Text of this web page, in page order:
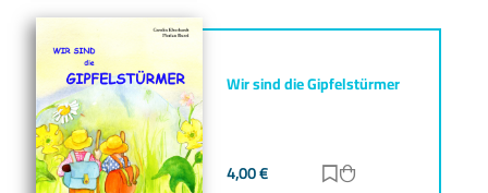
Wir sind die Gipfelstürmer
4,00€ Zur Merkliste